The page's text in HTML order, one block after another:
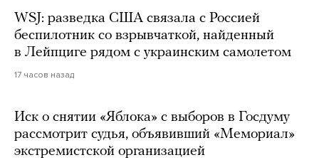
WSJ: разведка США связала с Россией
беспилотник со взрывчаткой, найденный
в Лейпциге рядом с украинским самолетом
17 часов назад
Иск о снятии «Яблока» с выборов в Госдуму
рассмотрит судья, объявивший «Мемориал»
экстремистской организацией